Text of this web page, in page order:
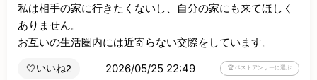
私は相手の家に行きたくないし、自分の家にも来てほしく
ありません。
お互いの生活圏内には近寄らない交際をしています。
🤍いいね2 2026/05/25 22:49 🏆 ベストアンサーに選ぶ